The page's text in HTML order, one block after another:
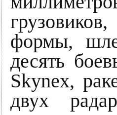
формы,
десять
Skynex,
двух